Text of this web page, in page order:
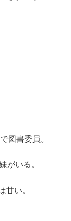
図書委員。
がいる。
甘い。